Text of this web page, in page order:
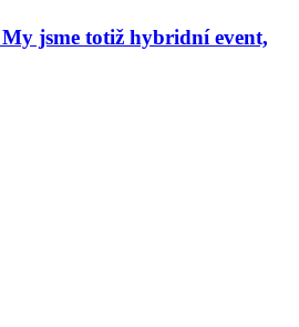
jsme totiž hybridní event,